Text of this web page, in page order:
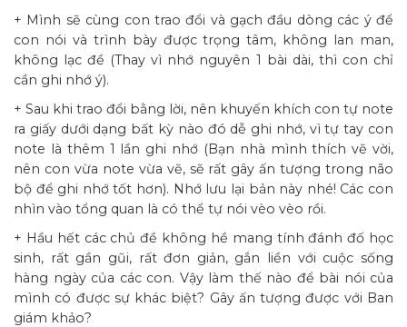
+ Mình sẽ cùng con trao đổi và gạch đầu dòng các ý để
con nói và trình bày được trọng tâm, không lan man,
không lạc đề (Thay vì nhớ nguyên 1 bài dài, thì con chỉ
cần ghi nhớ ý).
+ Sau khi trao đổi bằng lời, nên khuyến khích con tự note
ra giấy dưới dạng bất kỳ nào đó dễ ghi nhớ, vì tự tay con
note là thêm 1 lần ghi nhớ (Bạn nhà mình thích vẽ vời,
nên con vừa note vừa vẽ, sẽ rất gây ấn tượng trong não
bộ để ghi nhớ tốt hơn). Nhớ lưu lại bản này nhé! Các con
nhìn vào tổng quan là có thể tự nói vèo vèo rồi.
+ Hầu hết các chủ đề không hề mang tính đánh đố học
sinh, rất gần gũi, rất đơn giản, gắn liền với cuộc sống
hàng ngày của các con. Vậy làm thế nào để bài nói của
mình có được sự khác biệt? Gây ấn tượng được với Ban
giám khảo?